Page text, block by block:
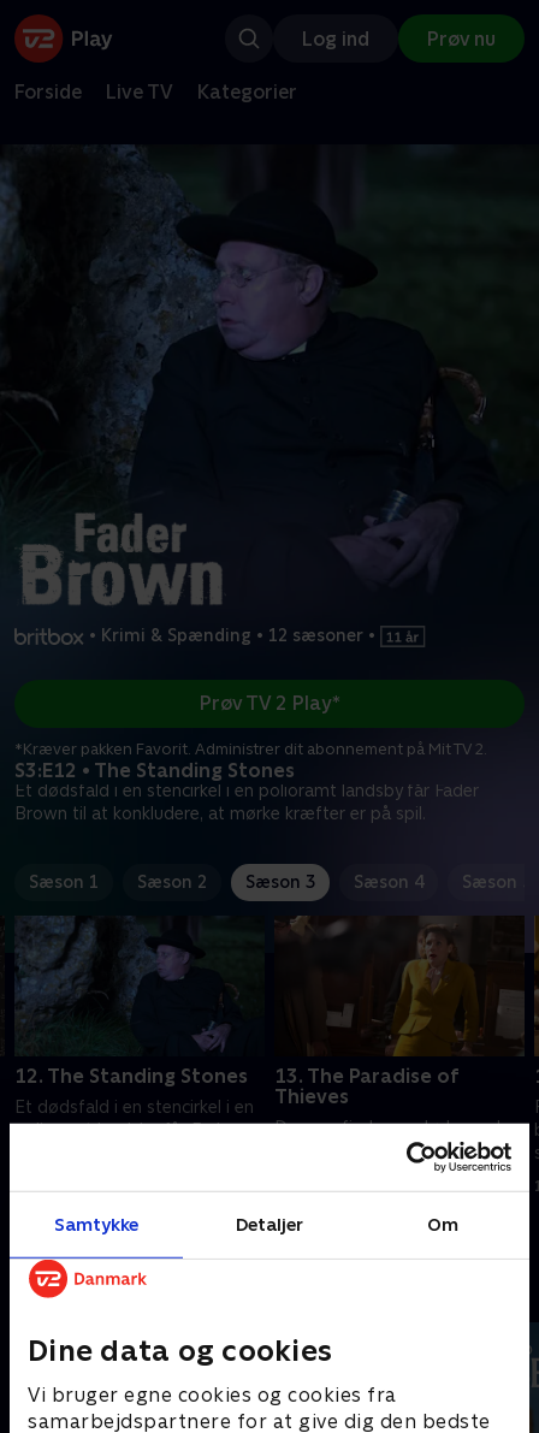
Samtykke Detaljer Om
Dine data og cookies
Vi bruger egne cookies og cookies fra
samarbejdspartnere for at give dig den bedste
Log ind Prøv nu
Forside Live TV Kategorier
• Krimi & Spænding • 12 sæsoner •
S3:E12 • The Standing Stones
Et dødsfald i en stencirkel i en polioramt landsby får Fader
Brown til at konkludere, at mørke kræfter er på spil.
Prøv TV 2 Play*
*Kræver pakken Favorit. Administrer dit abonnement på Mit TV 2.
Sæson 1 Sæson 2 Sæson 3 Sæson 4 Sæson 5
12. The Standing Stones
Et dødsfald i en stencirkel i en
polioramt landsby får Fader
13. The Paradise of
Thieves
Da man finder en død mand
inde i en låst bankboks, må
Fader Brown opklare mysteriet
for at redde en uskyldig mand
fra at betale den ultimative
13. september 2023 • 43 min
Andre så også